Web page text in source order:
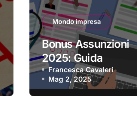
Mondo impresa
Bonus Assunzioni
2025: Guida
Completa alle
Agevolazioni per le
Imprese
Francesca Cavaleri
Mag 2, 2025